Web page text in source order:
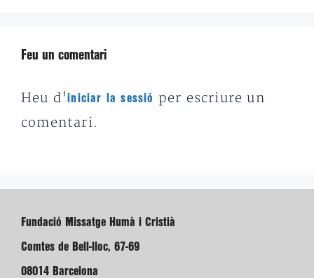
Feu un comentari
Heu d'iniciar la sessió
per escriure un
comentari.
Fundació Missatge Humà i Cristià
Comtes de Bell-lloc, 67-69
08014 Barcelona